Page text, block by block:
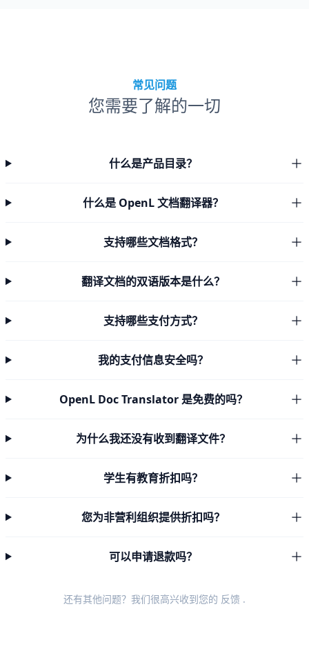
常见问题
您需要了解的一切
什么是产品目录？
什么是 OpenL 文档翻译器？
支持哪些文档格式？
翻译文档的双语版本是什么？
支持哪些支付方式？
我的支付信息安全吗？
OpenL Doc Translator 是免费的吗？
为什么我还没有收到翻译文件？
学生有教育折扣吗？
您为非营利组织提供折扣吗？
可以申请退款吗？
还有其他问题？我们很高兴收到您的 反馈 .